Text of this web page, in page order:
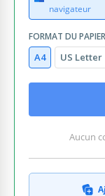
navigateur
FORMAT DU PAPIER
A4 US Letter
Aucun